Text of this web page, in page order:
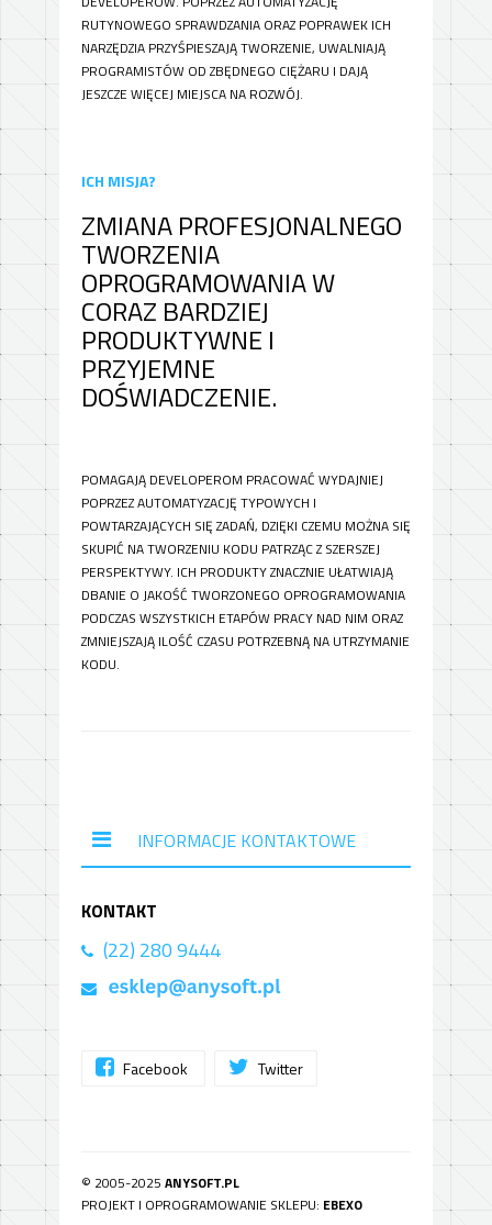
RUTYNOWEGO SPRAWDZANIA ORAZ POPRAWEK ICH
NARZĘDZIA PRZYŚPIESZAJĄ TWORZENIE, UWALNIAJĄ
PROGRAMISTÓW OD ZBĘDNEGO CIĘŻARU I DAJĄ
JESZCZE WIĘCEJ MIEJSCA NA ROZWÓJ.
ICH MISJA?
ZMIANA PROFESJONALNEGO
TWORZENIA
OPROGRAMOWANIA W
CORAZ BARDZIEJ
PRODUKTYWNE I
PRZYJEMNE
DOŚWIADCZENIE.
POMAGAJĄ DEVELOPEROM PRACOWAĆ WYDAJNIEJ
POPRZEZ AUTOMATYZACJĘ TYPOWYCH I
POWTARZAJĄCYCH SIĘ ZADAŃ, DZIĘKI CZEMU MOŻNA SIĘ
SKUPIĆ NA TWORZENIU KODU PATRZĄC Z SZERSZEJ
PERSPEKTYWY. ICH PRODUKTY ZNACZNIE UŁATWIAJĄ
DBANIE O JAKOŚĆ TWORZONEGO OPROGRAMOWANIA
PODCZAS WSZYSTKICH ETAPÓW PRACY NAD NIM ORAZ
ZMNIEJSZAJĄ ILOŚĆ CZASU POTRZEBNĄ NA UTRZYMANIE
KODU.
INFORMACJE KONTAKTOWE
KONTAKT
(22) 280 9444
Facebook Twitter
© 2005-2025 ANYSOFT.PL
PROJEKT I OPROGRAMOWANIE SKLEPU: EBEXO